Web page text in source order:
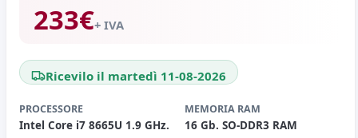
233€+ IVA
Ricevilo il martedì 11-08-2026
PROCESSORE
Intel Core i7 8665U 1.9 GHz.
MEMORIA RAM
16 Gb. SO-DDR3 RAM